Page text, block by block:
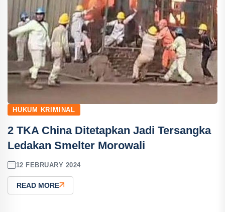
HUKUM KRIMINAL
2 TKA China Ditetapkan Jadi Tersangka
Ledakan Smelter Morowali
12 FEBRUARY 2024
READ MORE